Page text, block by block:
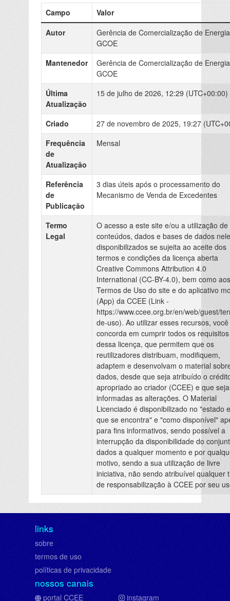
Campo
Valor
Autor
Gerência de Comercialização de
GCOE
Mantenedor
Gerência de Comercialização de
GCOE
Última
Atualização
15 de julho de 2026, 12:29 (UTC+00:00)
Criado
27 de novembro de 2025, 19:27
Frequência
de
Atualização
Mensal
Referência
de
Publicação
3 dias úteis após o processamento do
Mecanismo de Venda de Excedentes
Termo
Legal
O acesso a este site e/ou a utilização de
conteúdos, dados e bases de dados nele
disponibilizados se sujeita ao aceite dos
termos e condições da licença aberta
Creative Commons Attribution 4.0
International (CC-BY-4.0), bem como aos
Termos de Uso do site e do aplicativo
(App) da CCEE (Link -
https://www.ccee.org.br/en/web/guest/
de-uso). Ao utilizar esses recursos, você
concorda em cumprir todos os requisitos
dessa licença, que permitem que os
reutilizadores distribuam, modifiquem,
adaptem e desenvolvam o material
dados, desde que seja atribuído o
apropriado ao criador (CCEE) e que
informadas as alterações. O Material
Licenciado é disponibilizado no "estado
que se encontra" e "como disponível"
para fins informativos, sendo possível a
interrupção da disponibilidade do
dados a qualquer momento e por
motivo, sendo a sua utilização de livre
iniciativa, não sendo atribuível qualquer
de responsabilização à CCEE por seu
links
sobre
termos de uso
políticas de privacidade
nossos canais
portal CCEE instagram